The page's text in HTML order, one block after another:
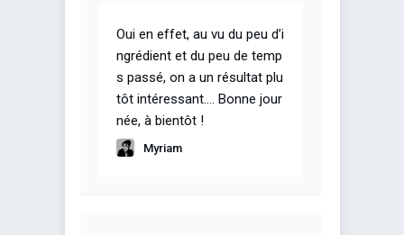
Oui en effet, au vu du peu d’i
ngrédient et du peu de temp
s passé, on a un résultat plu
tôt intéressant…. Bonne jour
née, à bientôt !
Myriam